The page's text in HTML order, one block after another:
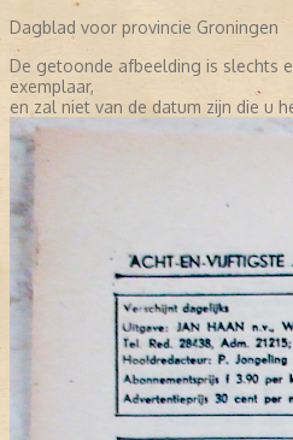
Dagblad voor provincie Groningen
De getoonde afbeelding is slechts
exemplaar,
en zal niet van de datum zijn die u